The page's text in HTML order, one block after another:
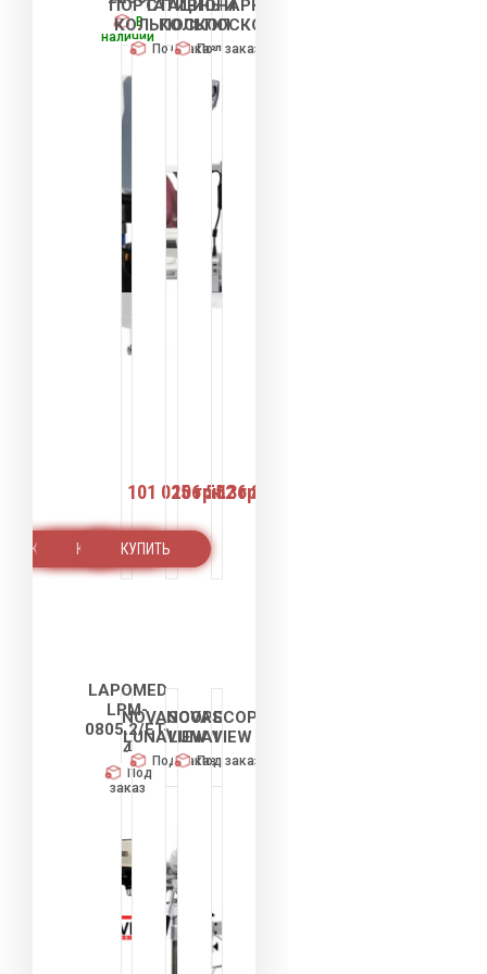
В
наличии
101 025 грн.
КУПИТЬ
ПОРТАТИВНЫЙ
КОЛЬПОСКОП
Под заказ
частями
106 552 грн.
КУПИТЬ
СТАЦИОНАРНЫЙ
КОЛЬПОСКОП
Под заказ
136 842 грн.
КУПИТЬ
LAPOMED
LPM-
0805.2/ET-
4
Под
заказ
NOVASCOPE
LUNAVIEW 1
Под заказ
NOVASCOPE
LUNAVIEW 2
Под заказ